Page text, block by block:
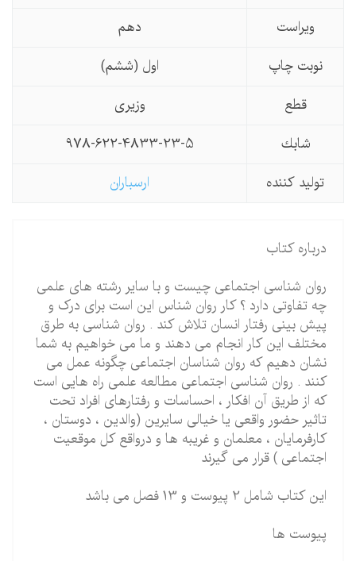
ویراست
دهم
نوبت چاپ
اول (ششم)
قطع
وزیری
شابك
978-622-4833-23-5
تولید كننده
ارسباران
درباره کتاب
روان شناسی اجتماعی چیست و با سایر رشته های علمی
چه تفاوتی دارد ؟ کار روان شناس این است برای درک و
پیش بینی رفتار انسان تلاش کند . روان شناسی به طرق
مختلف این کار انجام می دهند و ما می خواهیم به شما
نشان دهیم که روان شناسان اجتماعی چگونه عمل می
کنند . روان شناسی اجتماعی مطالعه علمی راه هایی است
که از طریق آن افکار ، احساسات و رفتارهای افراد تحت
تاثیر حضور واقعی یا خیالی سایرین (والدین ، دوستان ،
کارفرمایان ، معلمان و غریبه ها و درواقع کل موقعیت
اجتماعی ) قرار می گیرند
این کتاب شامل 2 پیوست و 13 فصل می باشد
پیوست ها